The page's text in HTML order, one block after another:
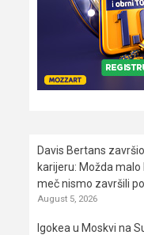
Davis Bertans
karijeru: Možda
meč nismo završili
August 5, 2026
Igokea u Moskvi na